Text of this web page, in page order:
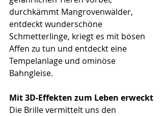
durchkämmt Mangrovenwälder,
entdeckt wunderschöne
Schmetterlinge, kriegt es mit bösen
Affen zu tun und entdeckt eine
Tempelanlage und ominöse
Bahngleise.
Mit 3D-Effekten zum Leben erweckt
Die Brille vermittelt uns den